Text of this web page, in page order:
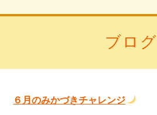
ブログ
６月のみかづきチャレンジ